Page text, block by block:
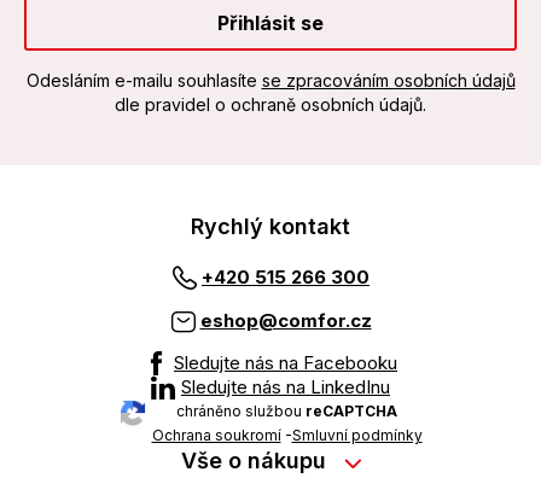
Přihlásit se
Odesláním e-mailu souhlasíte se zpracováním osobních údajů
dle pravidel o ochraně osobních údajů.
Rychlý kontakt
+420 515 266 300
eshop@comfor.cz
Sledujte nás na Facebooku
Sledujte nás na LinkedInu
chráněno službou reCAPTCHA
Ochrana soukromí-Smluvní podmínky
Vše o nákupu